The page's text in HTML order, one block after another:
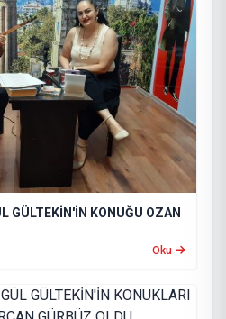
GÜLTEKİN'İN KONUĞU OZAN
Oku